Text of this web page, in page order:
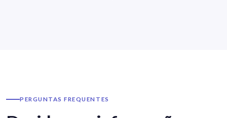
PERGUNTAS FREQUENTES